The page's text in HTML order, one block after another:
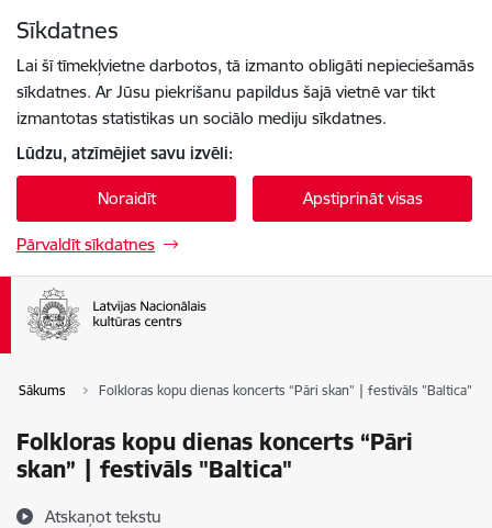
Sīkdatnes
Lai šī tīmekļvietne darbotos, tā izmanto obligāti nepieciešamās
sīkdatnes. Ar Jūsu piekrišanu papildus šajā vietnē var tikt
izmantotas statistikas un sociālo mediju sīkdatnes.
Lūdzu, atzīmējiet savu izvēli:
Noraidīt Apstiprināt visas
Pārvaldīt sīkdatnes
Sākums Folkloras kopu dienas koncerts “Pāri skan” | festivāls "Baltica"
Folkloras kopu dienas koncerts “Pāri
skan” | festivāls "Baltica"
Atskaņot tekstu